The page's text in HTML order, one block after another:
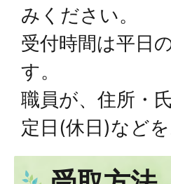
みください。
受付時間は平日
す。
職員が、住所・
定日(休日)など